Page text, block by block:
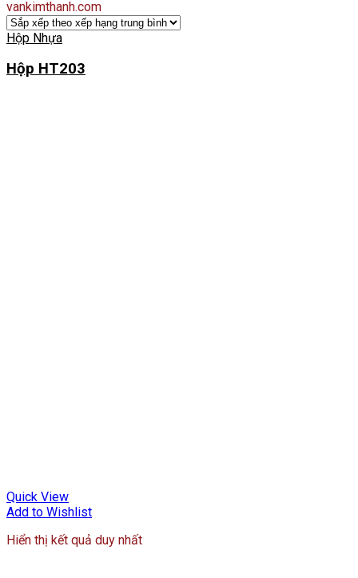
vankimthanh.com
Hộp Nhựa
Hộp HT203
Quick View
Add to Wishlist
Hiển thị kết quả duy nhất